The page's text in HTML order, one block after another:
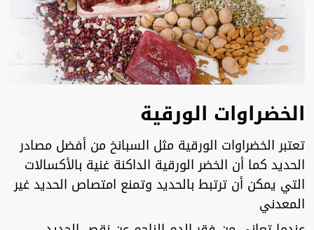
الخضراوات الورقية
تعتبر الخضراوات الورقية مثل السبانخ من أفضل مصادر
الحديد كما أن الخضر الورقية الداكنة غنية بالأكسالات
التي يمكن أن ترتبط بالحديد وتمنع امتصاص الحديد غير
المعدني